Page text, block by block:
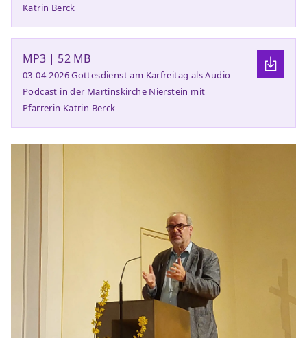
Katrin Berck
MP3 | 52 MB
03-04-2026 Gottesdienst am Karfreitag als Audio-
Podcast in der Martinskirche Nierstein mit
Pfarrerin Katrin Berck